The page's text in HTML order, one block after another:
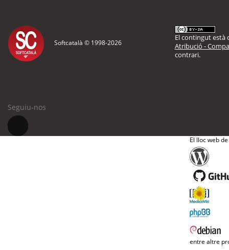
Softcatalà © 1998-2026
El contingut està
Atribució -
contrari.
Seguiu-nos
El lloc web
entre altre